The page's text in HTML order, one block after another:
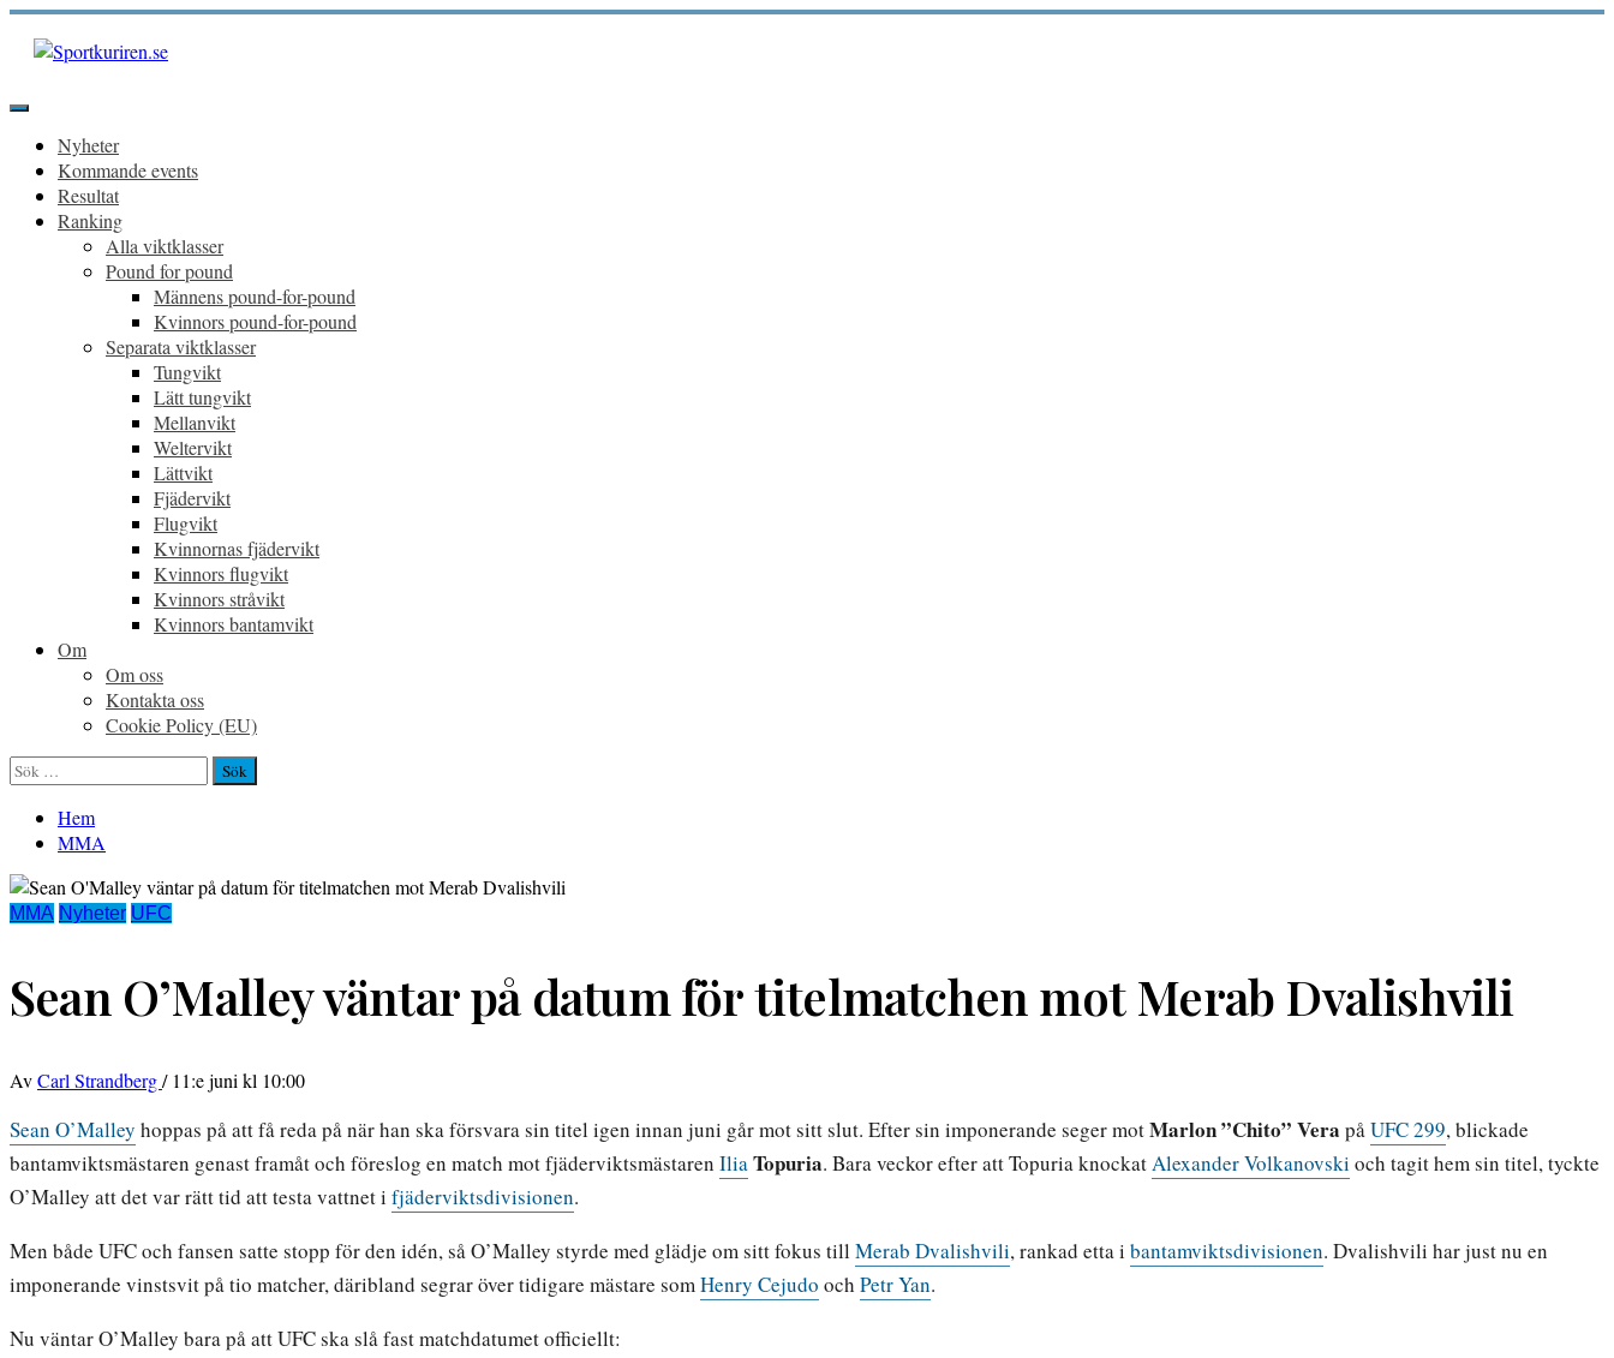
Hoppa
innehåll
Primär
Nyheter
Kommande events
Resultat
Ranking
Alla viktklasser
Pound for pound
Männens pound-for-pound
Kvinnors pound-for-pound
Separata viktklasser
Tungvikt
Lätt tungvikt
Mellanvikt
Weltervikt
Lättvikt
Fjädervikt
Flugvikt
Kvinnornas fjädervikt
Kvinnors flugvikt
Kvinnors stråvikt
Kvinnors bantamvikt
Om
Om oss
Kontakta oss
Cookie Policy (EU)
Sök
efter:
Hem
MMA
MMA Nyheter UFC
Sean O’Malley väntar på datum för titelmatchen mot Merab Dvalishvili
AvCarl Strandberg/ 11:e juni kl 10:00
Sean O’Malley hoppas på att få reda på när han ska försvara sin titel igen innan juni går mot sitt slut. Efter sin imponerande seger motMarlon ”Chito” Vera påUFC 299, blickade
bantamviktsmästaren genast framåt och föreslog en match mot fjäderviktsmästaren IliaTopuria. Bara veckor efter att Topuria knockatAlexander Volkanovski och tagit hem sin titel, tyckte
O’Malley att det var rätt tid att testa vattnet i fjäderviktsdivisionen.
Men både UFC och fansen satte stopp för den idén, så O’Malley styrde med glädje om sitt fokus till Merab Dvalishvili, rankad etta i bantamviktsdivisionen. Dvalishvili har just nu en
imponerande vinstsvit på tio matcher, däribland segrar över tidigare mästare somHenry Cejudo och Petr Yan.
Nu väntar O’Malley bara på att UFC ska slå fast matchdatumet officiellt: